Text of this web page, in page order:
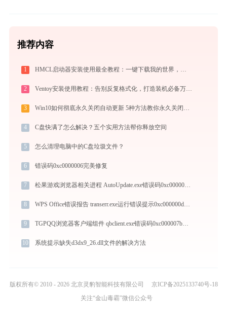
推荐内容
1 HMCL启动器安装使用最全教程：一键下载我的世界，轻松搞定Mod与Java配置
2 Ventoy安装使用教程：告别反复格式化，打造装机必备万能U盘启动盘
3 Win10如何彻底永久关闭自动更新 5种方法教你永久关闭win10自动更新
4 C盘快满了怎么解决？五个实用方法帮你释放空间
5 怎么清理电脑中的C盘垃圾文件？
6 错误码0xc0000006完美修复
7 松果游戏浏览器相关进程 AutoUpdate.exe错误码0xc0000043处理办法
8 WPS Office错误报告 transerr.exe运行错误提示0xc000000d的解决办法
9 TGPQQ浏览器客户端组件 qbclient.exe错误码0xc000007b处理办法
10 系统提示缺失d3dx9_26.dll文件的解决方法
版权所有© 2010 - 2026 北京灵豹智能科技有限公司
京ICP备2025133740号-18
关注“金山毒霸”微信公众号